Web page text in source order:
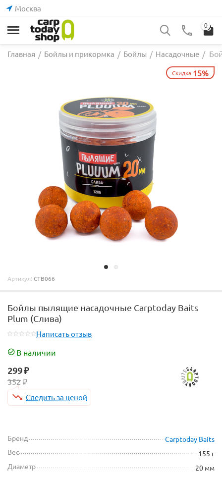
Москва
0
Главная / Бойлы и прикормка / Бойлы / Насадочные /
Скидка 15%
Артикул: CTB066
Бойлы пылящие насадочные Carptoday Baits
Plum (Слива)
Написать отзыв
В наличии
299₽
352 ₽
Следить за ценой
Бренд
Carptoday Baits
Вес
155 г
Диаметр
20 мм